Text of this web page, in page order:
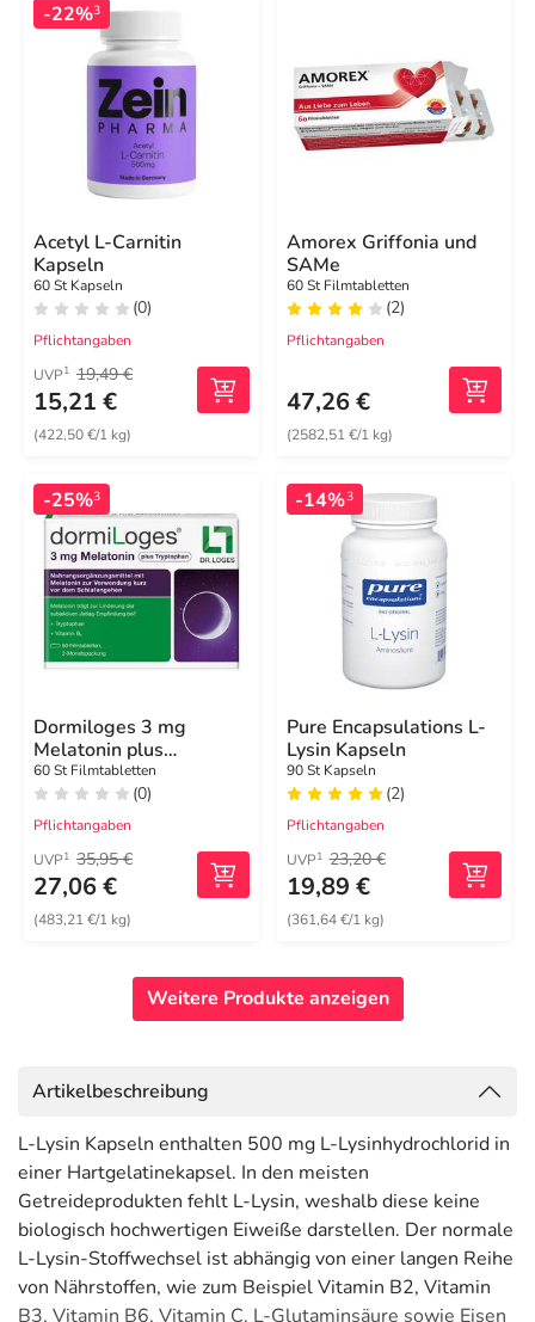
-22%3
Acetyl L-Carnitin
Kapseln
60 St Kapseln
(0)
Pflichtangaben
UVP1 19,49 €
15,21 €
(422,50 €/1 kg)
Amorex Griffonia und
SAMe
60 St Filmtabletten
(2)
Pflichtangaben
47,26 €
(2582,51 €/1 kg)
-25%3
Dormiloges 3 mg
Melatonin plus
Tryptophan
Filmtabletten
60 St Filmtabletten
(0)
Pflichtangaben
UVP1 35,95 €
27,06 €
(483,21 €/1 kg)
-14%3
Pure Encapsulations L-
Lysin Kapseln
90 St Kapseln
(2)
Pflichtangaben
UVP1 23,20 €
19,89 €
(361,64 €/1 kg)
Weitere Produkte anzeigen
Artikelbeschreibung
L-Lysin Kapseln enthalten 500 mg L-Lysinhydrochlorid in
einer Hartgelatinekapsel. In den meisten
Getreideprodukten fehlt L-Lysin, weshalb diese keine
biologisch hochwertigen Eiweiße darstellen. Der normale
L-Lysin-Stoffwechsel ist abhängig von einer langen Reihe
von Nährstoffen, wie zum Beispiel Vitamin B2, Vitamin
B3, Vitamin B6, Vitamin C, L-Glutaminsäure sowie Eisen